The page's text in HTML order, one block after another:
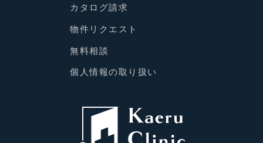
カタログ請求
物件リクエスト
無料相談
個人情報の取り扱い